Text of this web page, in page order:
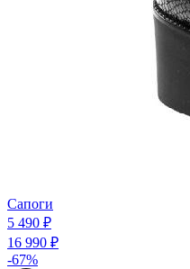
Сапоги
5 490 ₽
16 990 ₽
-67%